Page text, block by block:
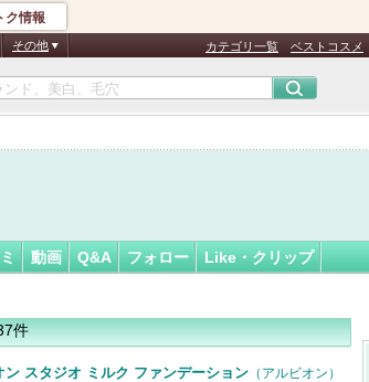
ク情報
その他 カテゴリ一覧 ベストコスメ
動画 Q&A フォロー Like・クリップ
件
ン スタジオ ミルク ファンデーション （アルビオン）